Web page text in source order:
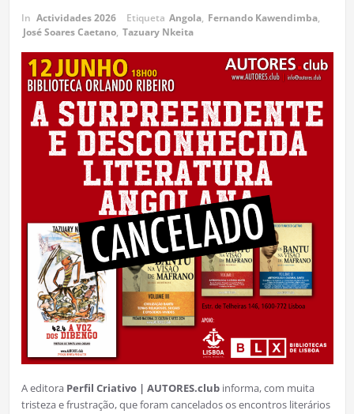
In Actividades 2026 Etiqueta Angola, Fernando Kawendimba,
José Soares Caetano, Tazuary Nkeita
A editora Perfil Criativo | AUTORES.clubinforma, com muita
tristeza e frustração, que foram cancelados os encontros literários